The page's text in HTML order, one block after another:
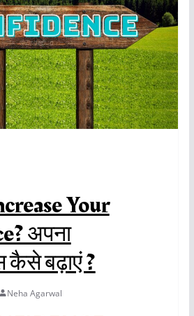
Your
अपना
कैसे बढ़ाएं ?
Neha Agarwal